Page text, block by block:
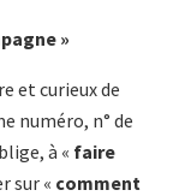
»
et curieux de
numéro, n° de
à « faire
sur « comment